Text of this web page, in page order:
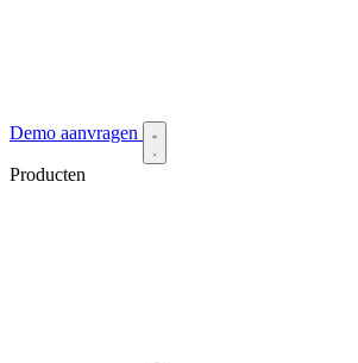
Demo aanvragen
Producten